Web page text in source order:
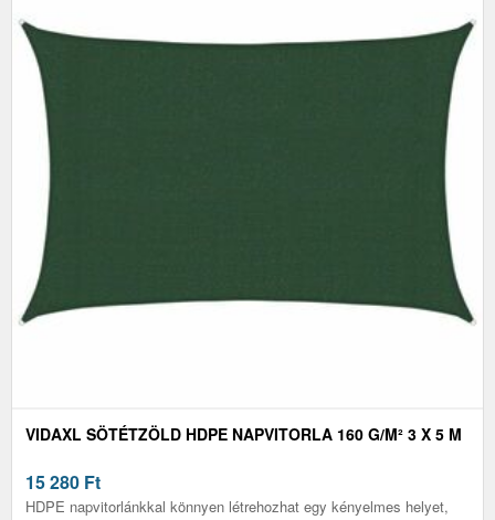
VIDAXL SÖTÉTZÖLD HDPE NAPVITORLA 160 G/M² 3 X 5 M
15 280 Ft
HDPE napvitorlánkkal könnyen létrehozhat egy kényelmes helyet,